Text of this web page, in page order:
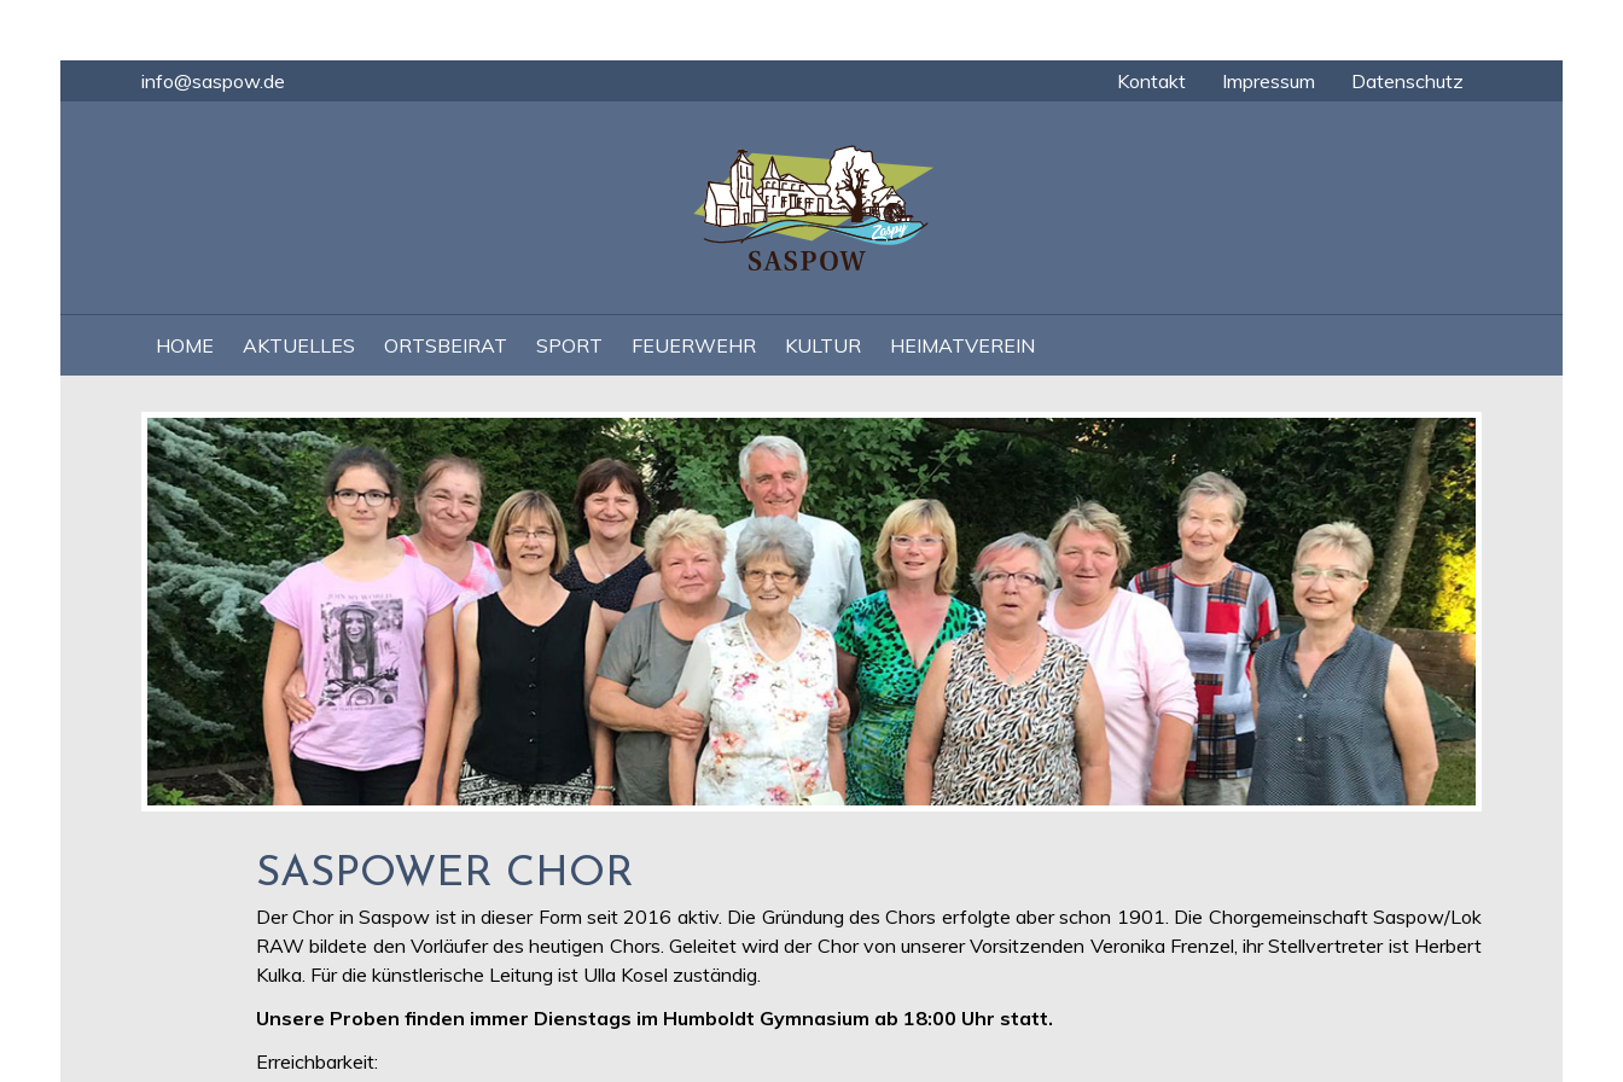
info@saspow.de
überspringen
Kontakt Impressum Datenschutz
ÜBERSPRINGEN
HOME AKTUELLES ORTSBEIRAT SPORT FEUERWEHR KULTUR HEIMATVEREIN
SASPOWER CHOR
Der Chor in Saspow ist in dieser Form seit 2016 aktiv. Die Gründung des Chors erfolgte aber schon 1901. Die Chorgemeinschaft Saspow/Lok
RAW bildete den Vorläufer des heutigen Chors. Geleitet wird der Chor von unserer Vorsitzenden Veronika Frenzel, ihr Stellvertreter ist Herbert
Kulka. Für die künstlerische Leitung ist Ulla Kosel zuständig.
Unsere Proben finden immer Dienstags im Humboldt Gymnasium ab 18:00 Uhr statt.
Erreichbarkeit: